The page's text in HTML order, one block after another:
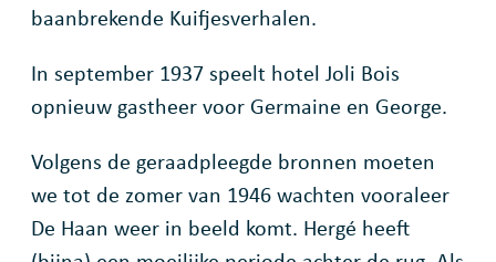
baanbrekende Kuifjesverhalen.
In september 1937 speelt hotel Joli Bois
opnieuw gastheer voor Germaine en George.
Volgens de geraadpleegde bronnen moeten
we tot de zomer van 1946 wachten vooraleer
De Haan weer in beeld komt. Hergé heeft